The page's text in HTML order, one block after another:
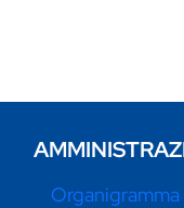
Organigramma